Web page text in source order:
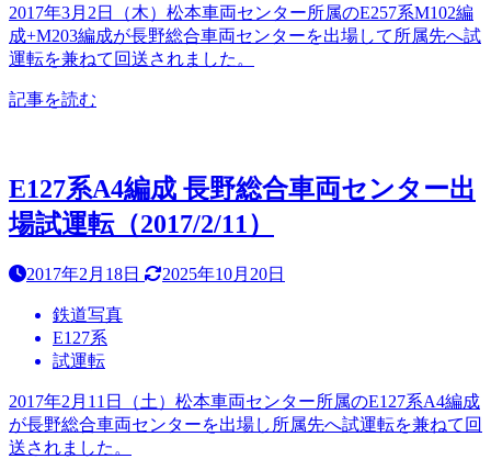
2017年3月2日（木）松本車両センター所属のE257系M102編
成+M203編成が長野総合車両センターを出場して所属先へ試
運転を兼ねて回送されました。
記事を読む
E127系A4編成 長野総合車両センター出
場試運転（2017/2/11）
2017年2月18日 2025年10月20日
鉄道写真
E127系
試運転
2017年2月11日（土）松本車両センター所属のE127系A4編成
が長野総合車両センターを出場し所属先へ試運転を兼ねて回
送されました。